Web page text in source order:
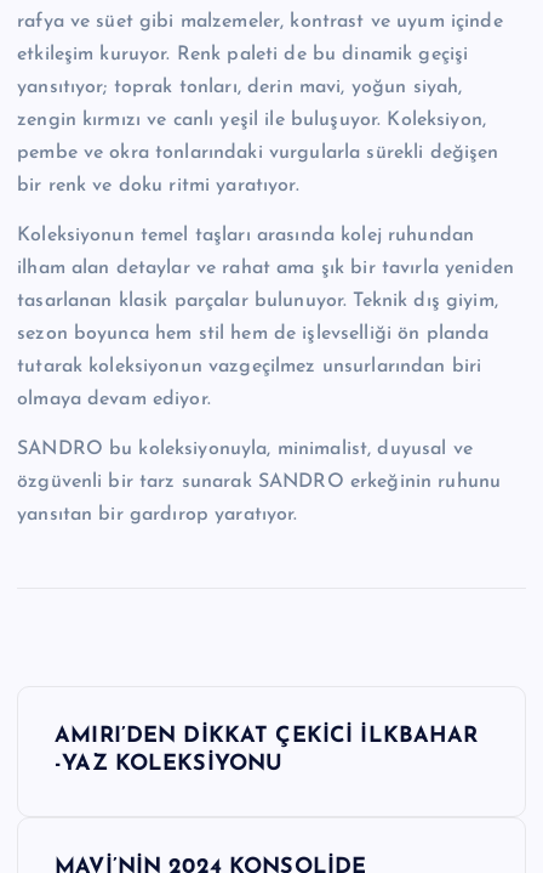
rafya ve süet gibi malzemeler, kontrast ve uyum içinde
etkileşim kuruyor. Renk paleti de bu dinamik geçişi
yansıtıyor; toprak tonları, derin mavi, yoğun siyah,
zengin kırmızı ve canlı yeşil ile buluşuyor. Koleksiyon,
pembe ve okra tonlarındaki vurgularla sürekli değişen
bir renk ve doku ritmi yaratıyor.
Koleksiyonun temel taşları arasında kolej ruhundan
ilham alan detaylar ve rahat ama şık bir tavırla yeniden
tasarlanan klasik parçalar bulunuyor. Teknik dış giyim,
sezon boyunca hem stil hem de işlevselliği ön planda
tutarak koleksiyonun vazgeçilmez unsurlarından biri
olmaya devam ediyor.
SANDRO bu koleksiyonuyla, minimalist, duyusal ve
özgüvenli bir tarz sunarak SANDRO erkeğinin ruhunu
yansıtan bir gardırop yaratıyor.
AMIRI’DEN DİKKAT ÇEKİCİ İLKBAHAR
-YAZ KOLEKSİYONU
MAVİ’NİN 2024 KONSOLİDE